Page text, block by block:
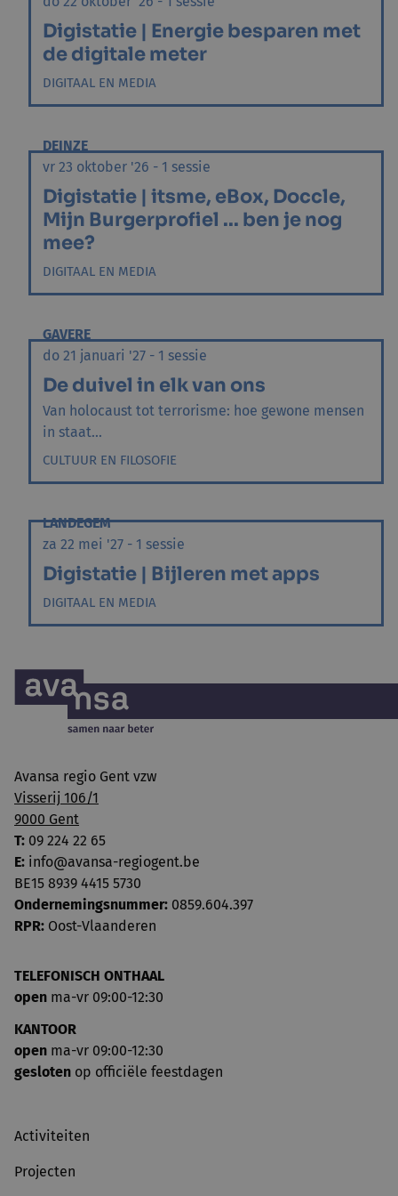
Digistatie | Energie besparen met
de digitale meter
DIGITAAL EN MEDIA
DEINZE
vr 23 oktober '26 - 1 sessie
Digistatie | itsme, eBox, Doccle,
Mijn Burgerprofiel ... ben je nog
mee?
DIGITAAL EN MEDIA
GAVERE
do 21 januari '27 - 1 sessie
De duivel in elk van ons
Van holocaust tot terrorisme: hoe gewone mensen
in staat...
CULTUUR EN FILOSOFIE
LANDEGEM
za 22 mei '27 - 1 sessie
Digistatie | Bijleren met apps
DIGITAAL EN MEDIA
Avansa regio Gent vzw
Visserij 106/1
9000 Gent
T: 09 224 22 65
E: info@avansa-regiogent.be
BE15 8939 4415 5730
Ondernemingsnummer: 0859.604.397
RPR: Oost-Vlaanderen
TELEFONISCH ONTHAAL
open ma-vr 09:00-12:30
KANTOOR
open ma-vr 09:00-12:30
gesloten op officiële feestdagen
Activiteiten
Projecten